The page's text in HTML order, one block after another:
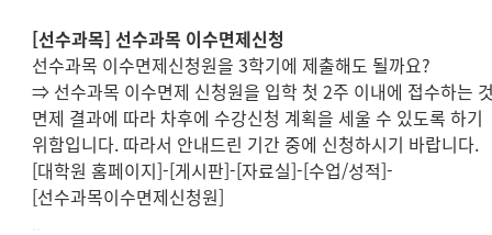
[선수과목]선수과목 이수면제신청
선수과목 이수면제신청원을3학기에 제출해도 될까요?
⇒ 선수과목 이수면제 신청원을 입학 첫2주 이내에 접수하는
면제 결과에 따라 차후에 수강신청 계획을 세울 수 있도록 하기
위함입니다. 따라서 안내드린 기간 중에 신청하시기 바랍니다.
[대학원 홈페이지]-[게시판]-[자료실]-[수업/성적]-
[선수과목이수면제신청원]